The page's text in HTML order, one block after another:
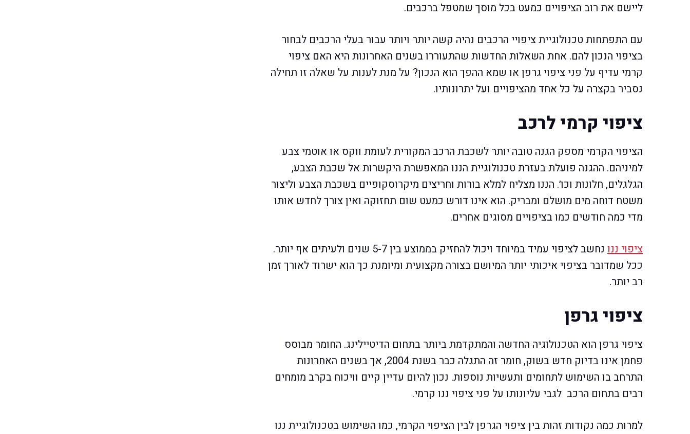
ליישם את רוב הציפויים כמעט בכל מוסך שמטפל ברכבים.
עם התפתחות טכנולוגיית ציפויי הרכבים נהיה קשה יותר ויותר עבור בעלי הרכבים לבחור
בציפוי הנכון להם. אחת השאלות החדשות שהתעוררו בשנים האחרונות היא האם ציפוי
קרמי עדיף על פני ציפוי גרפן או שמא ההפך הוא הנכון? על מנת לענות על שאלה זו תחילה
נסביר בקצרה על כל אחד מהציפויים ועל יתרונותיו.
ציפוי קרמי לרכב
הציפוי הקרמי מספק הגנה טובה יותר לשכבת הרכב המקורית לעומת ווקס או אוטמי צבע
למיניהם. ההגנה פועלת בעזרת טכנולוגיית הננו המאפשרת היקשרות אל שכבת הצבע,
הגלגלים, חלונות וכו׳. הננו מצליח למלא בורות וחריצים מיקרוסקופיים בשכבת הצבע וליצור
משטח דוחה מים מושלם ומבריק. הוא אינו דורש כמעט שום תחזוקה ואין צורך לחדש אותו
מדי כמה חודשים כמו בציפויים מסוגים אחרים.
ציפוי ננו
נחשב לציפוי עמיד במיוחד ויכול להחזיק בממוצע בין 5-7 שנים ולעיתים אף יותר.
ככל שמדובר בציפוי איכותי יותר המיושם בצורה מקצועית ומיומנת כך הוא ישרוד לאורך זמן
רב יותר.
ציפוי גרפן
ציפוי גרפן הוא הטכנולוגיה החדשה והמתקדמת ביותר בתחום הדיטיילינג. החומר מבוסס
פחמן אינו בדיוק חדש בשוק, חומר זה התגלה כבר בשנת 2004, אך בשנים האחרונות
התרחב בו השימוש לתחומים ותעשיות נוספות. נכון להיום עדיין קיים וויכוח בקרב מומחים
רבים בתחום הרכב לגבי עליונותו על פני ציפוי ננו קרמי.
למרות כמה נקודות זהות בין ציפוי הגרפן לבין הציפוי הקרמי, כמו השימוש בטכנולוגיית ננו